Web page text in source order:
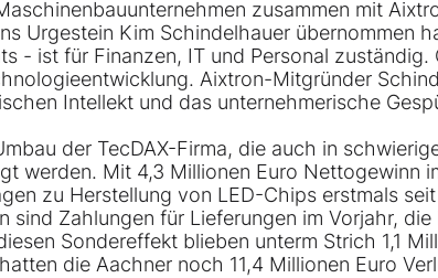
zusammen mit
Urgestein Kim Schindelhauer übernommen
- ist für Finanzen, IT und Personal zuständig.
Aixtron-Mitgründer
Intellekt und das unternehmerische
der TecDAX-Firma, die auch in
werden. Mit 4,3 Millionen Euro Nettogewinn
zu Herstellung von LED-Chips erstmals
Zahlungen für Lieferungen im Vorjahr, die
Sondereffekt blieben unterm Strich 1,1
die Aachner noch 11,4 Millionen Euro